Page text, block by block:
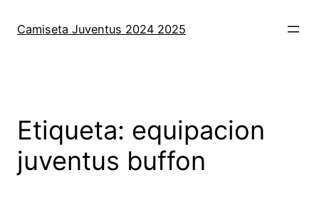
Camiseta Juventus 2024 2025
Etiqueta: equipacion
juventus buffon